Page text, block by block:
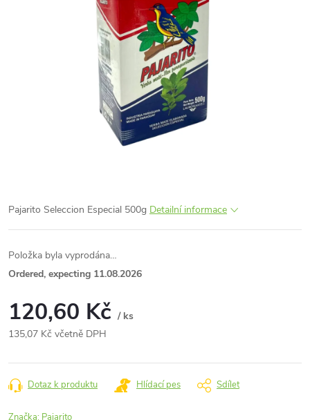
Pajarito Seleccion Especial 500g Detailní informace
Položka byla vyprodána…
Ordered, expecting 11.08.2026
120,60 Kč / ks
135,07 Kč včetně DPH
cena:
Dotaz k produktu Hlídací pes Sdílet
Značka: Pajarito